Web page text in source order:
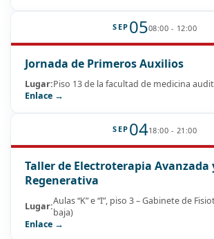
SEP 0508:00 - 12:00
Jornada de Primeros Auxilios
Lugar:Piso 13 de la facultad de medicina
Enlace →
SEP 0418:00 - 21:00
Taller de Electroterapia Avanzada
Regenerativa
Lugar:Aulas “K” e “I”, piso 3 – Gabinete de
baja)
Enlace →